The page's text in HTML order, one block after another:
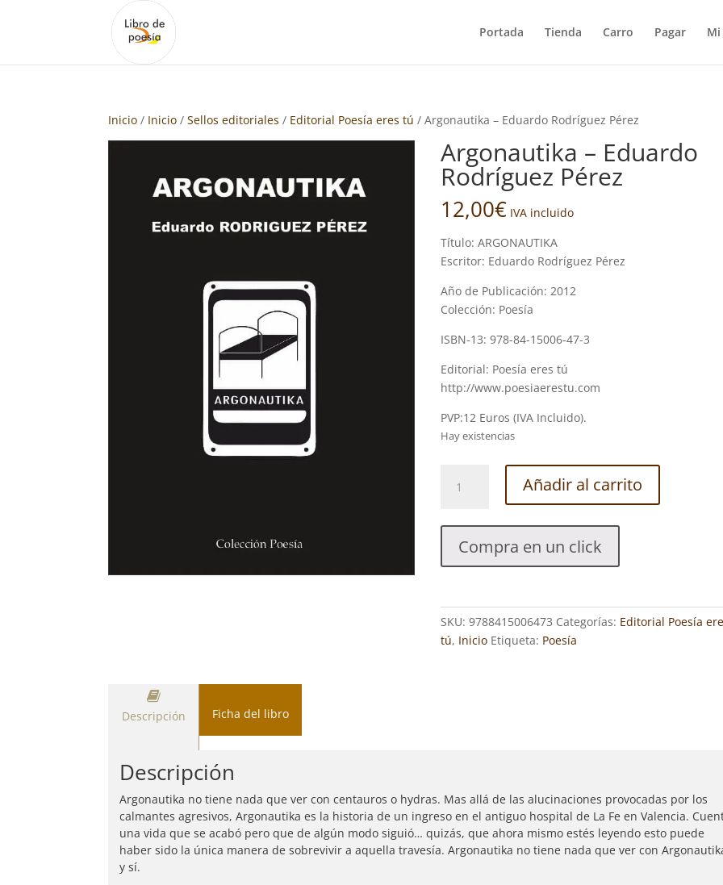
Portada Tienda Carro Pagar
Inicio / Inicio /Sellos editoriales / Editorial Poesía eres tú / Argonautika – Eduardo Rodríguez Pérez
Argonautika – Eduardo
Rodríguez Pérez
12,00€ IVA incluido
Título: ARGONAUTIKA
Escritor: Eduardo Rodríguez Pérez
Año de Publicación: 2012
Colección: Poesía
ISBN-13: 978-84-15006-47-3
Editorial: Poesía eres tú
http://www.poesiaerestu.com
PVP:12 Euros (IVA Incluido).
Hay existencias
Rodríguez
Pérez
cantidad
Añadir al carrito
Compra en un click
SKU:9788415006473 Categorías: Editorial Poesía
tú, Inicio Etiqueta: Poesía
Descripción Ficha del libro
Descripción
Argonautika no tiene nada que ver con centauros o hydras. Mas allá de las alucinaciones provocadas por los
calmantes agresivos, Argonautika es la historia de un ingreso en el antiguo hospital de La Fe en Valencia.
una vida que se acabó pero que de algún modo siguió… quizás, que ahora mismo estés leyendo esto puede
haber sido la única manera de sobrevivir a aquella travesía. Argonautika no tiene nada que ver con
y sí.